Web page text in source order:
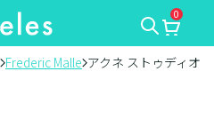
0
Frederic Malle アクネ ストゥディオ